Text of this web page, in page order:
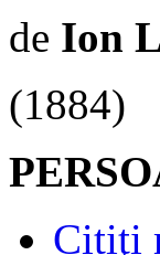
de Ion
(1884)
Citiţi